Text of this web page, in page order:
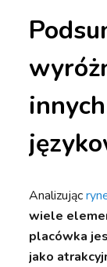
Analizując
wiele
placówka
jako